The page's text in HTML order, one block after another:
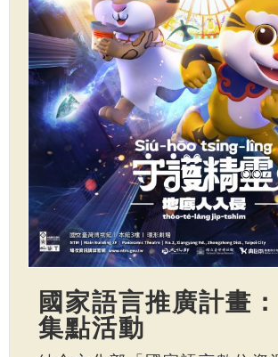
國家語言推廣計畫
集點活動